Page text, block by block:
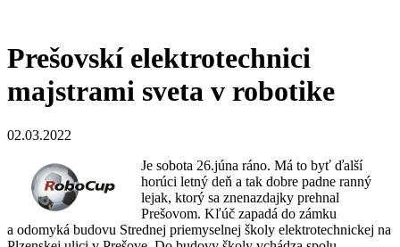
Prešovskí elektrotechnici
majstrami sveta v robotike
02.03.2022
Je sobota 26.júna ráno. Má to byť ďalší
horúci letný deň a tak dobre padne ranný
lejak, ktorý sa znenazdajky prehnal
Prešovom. Kľúč zapadá do zámku
a odomyká budovu Strednej priemyselnej školy elektrotechnickej na